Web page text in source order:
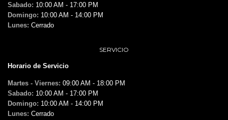
Sabado: 10:00 AM - 17:00 PM
Domingo: 10:00 AM - 14:00 PM
Lunes: Cerrado
SERVICIO
Horario de Servicio
Martes - Viernes: 09:00 AM - 18:00 PM
Sabado: 10:00 AM - 17:00 PM
Domingo: 10:00 AM - 14:00 PM
Lunes: Cerrado